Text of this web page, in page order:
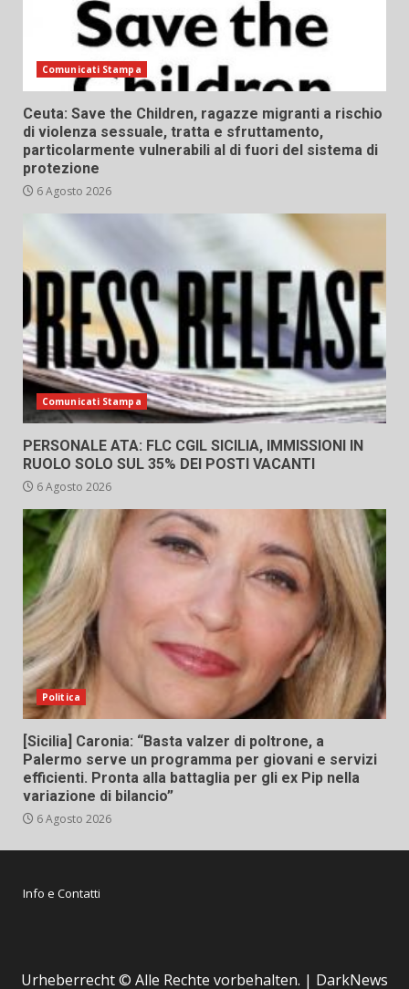
Comunicati Stampa
Ceuta: Save the Children, ragazze migranti a rischio
di violenza sessuale, tratta e sfruttamento,
particolarmente vulnerabili al di fuori del sistema di
protezione
6 Agosto 2026
Comunicati Stampa
PERSONALE ATA: FLC CGIL SICILIA, IMMISSIONI IN
RUOLO SOLO SUL 35% DEI POSTI VACANTI
6 Agosto 2026
Politica
[Sicilia] Caronia: “Basta valzer di poltrone, a
Palermo serve un programma per giovani e servizi
efficienti. Pronta alla battaglia per gli ex Pip nella
variazione di bilancio”
6 Agosto 2026
Info e Contatti
Urheberrecht © Alle Rechte vorbehalten. | DarkNews